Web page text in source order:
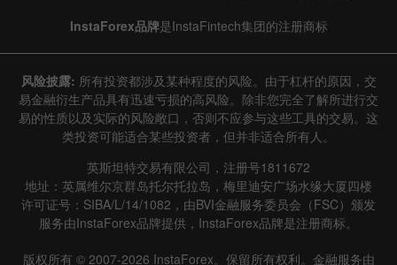
InstaForex品牌是InstaFintech集团的注册商标
风险披露: 所有投资都涉及某种程度的风险。由于杠杆的原因，交
易金融衍生产品具有迅速亏损的高风险。除非您完全了解所进行交
易的性质以及实际的风险敞口，否则不应参与这些工具的交易。这
类投资可能适合某些投资者，但并非适合所有人。
英斯坦特交易有限公司，注册号1811672
地址：英属维尔京群岛托尔托拉岛，梅里迪安广场水缘大厦四楼
许可证号：SIBA/L/14/1082，由BVI金融服务委员会（FSC）颁发
服务由InstaForex品牌提供，InstaForex品牌是注册商标。
版权所有 © 2007-2026 InstaForex。保留所有权利。金融服务由